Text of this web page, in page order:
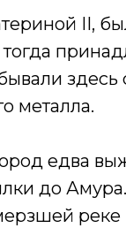
II,
тогда
здесь
металла.
едва
до